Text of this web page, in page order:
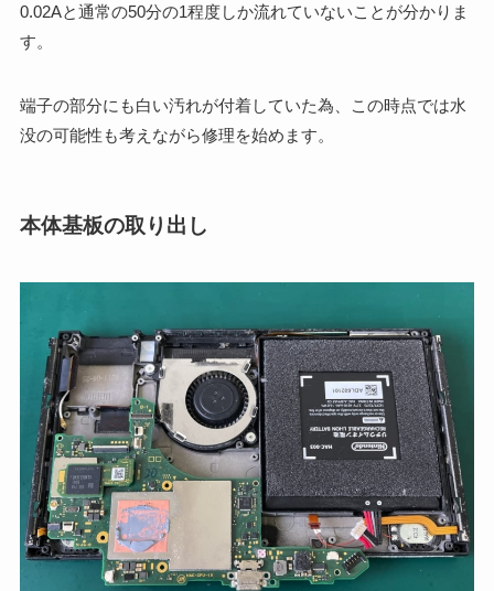
0.02Aと通常の50分の1程度しか流れていないことが分かりま
す。
端子の部分にも白い汚れが付着していた為、この時点では水
没の可能性も考えながら修理を始めます。
本体基板の取り出し